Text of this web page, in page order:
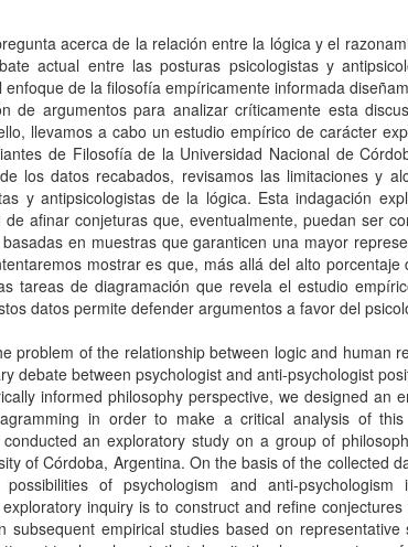
acerca de la relación entre la lógica y el
actual entre las posturas psicologistas y
enfoque de la filosofía empíricamente informada
de argumentos para analizar críticamente esta
llevamos a cabo un estudio empírico de carácter
de Filosofía de la Universidad Nacional de
los datos recabados, revisamos las limitaciones y
y antipsicologistas de la lógica. Esta indagación
de afinar conjeturas que, eventualmente, puedan ser
en muestras que garanticen una mayor
mostrar es que, más allá del alto
tareas de diagramación que revela el estudio
datos permite defender argumentos a favor del
problem of the relationship between logic and human
debate between psychologist and anti-psychologist
informed philosophy perspective, we designed an
in order to make a critical analysis of this
an exploratory study on a group of
of Córdoba, Argentina. On the basis of the collected
possibilities of psychologism and anti-
inquiry is to construct and refine
subsequent empirical studies based on representative